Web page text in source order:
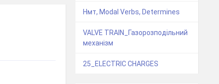
Нмт, Modal Verbs, Determines
VALVE TRAIN_Газорозподільний
механізм
25_ELECTRIC CHARGES